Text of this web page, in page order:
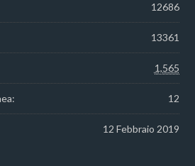
12686
13361
1,565
12
12 Febbraio 2019